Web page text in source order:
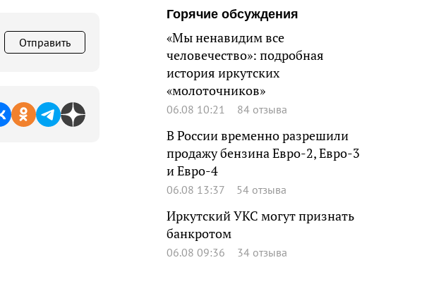
Отправить
Горячие обсуждения
«Мы ненавидим все
человечество»: подробная
история иркутских
«молоточников»
06.08 10:21 84 отзыва
В России временно разрешили
продажу бензина Евро-2, Евро-3
и Евро-4
06.08 13:37 54 отзыва
Иркутский УКС могут признать
банкротом
06.08 09:36 34 отзыва